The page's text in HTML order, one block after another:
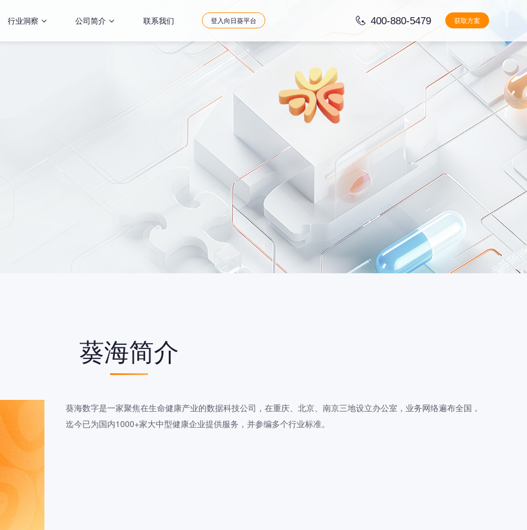
行业洞察 公司简介 联系我们 登入向日葵平台 400-880-5479 获取方案
葵海简介
葵海数字是一家聚焦在生命健康产业的数据科技公司，在重庆、北京、南京三地设立办公室，业务网络遍布全国，
迄今已为国内1000+家大中型健康企业提供服务，并参编多个行业标准。